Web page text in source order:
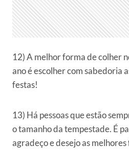
12) A melhor forma de colher
ano é escolher com sabedoria
festas!
13) Há pessoas que estão
o tamanho da tempestade. É
agradeço e desejo as melhores